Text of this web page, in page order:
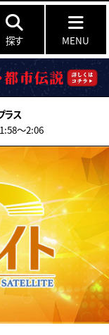
探す MENU
ラス
〜2:06